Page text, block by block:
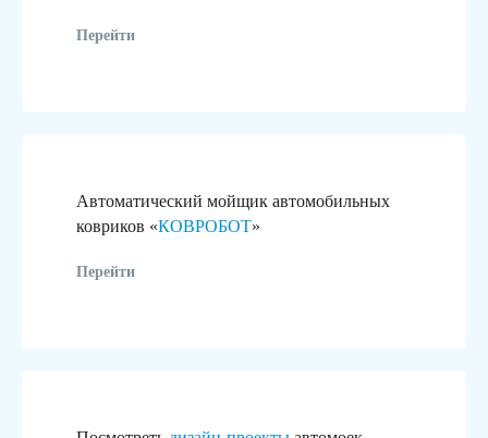
Перейти
Автоматический мойщик автомобильных
ковриков «КОВРОБОТ»
Перейти